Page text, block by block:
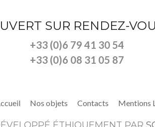
SUR RENDEZ-
+33 (0)6 79 41 30 54
+33 (0)6 08 31 05 87
Nos objets Contacts Mentions